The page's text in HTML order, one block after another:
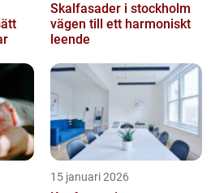
Skalfasader i stockholm
vägen till ett harmoniskt
leende
15 januari 2026